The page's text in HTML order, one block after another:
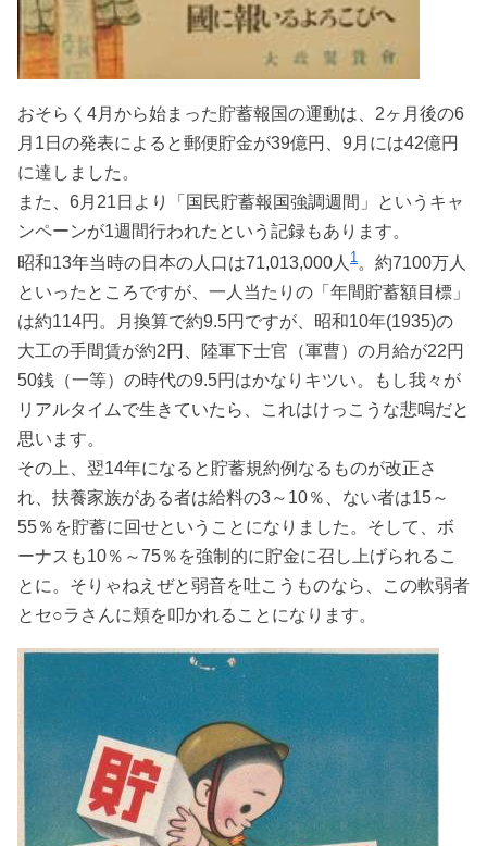
おそらく4月から始まった貯蓄報国の運動は、2ヶ月後の6
月1日の発表によると郵便貯金が39億円、9月には42億円
に達しました。
また、6月21日より「国民貯蓄報国強調週間」というキャ
ンペーンが1週間行われたという記録もあります。
昭和13年当時の日本の人口は71,013,000人 1 。約7100万人
といったところですが、一人当たりの「年間貯蓄額目標」
は約114円。月換算で約9.5円ですが、昭和10年(1935)の
大工の手間賃が約2円、陸軍下士官（軍曹）の月給が22円
50銭（一等）の時代の9.5円はかなりキツい。もし我々が
リアルタイムで生きていたら、これはけっこうな悲鳴だと
思います。
その上、翌14年になると貯蓄規約例なるものが改正さ
れ、扶養家族がある者は給料の3～10％、ない者は15～
55％を貯蓄に回せということになりました。そして、ボ
ーナスも10％～75％を強制的に貯金に召し上げられるこ
とに。そりゃねえぜと弱音を吐こうものなら、この軟弱者
とセ○ラさんに頬を叩かれることになります。